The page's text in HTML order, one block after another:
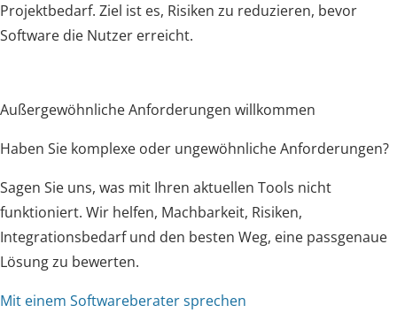
Projektbedarf. Ziel ist es, Risiken zu reduzieren, bevor
Software die Nutzer erreicht.
Außergewöhnliche Anforderungen willkommen
Haben Sie komplexe oder ungewöhnliche Anforderungen?
Sagen Sie uns, was mit Ihren aktuellen Tools nicht
funktioniert. Wir helfen, Machbarkeit, Risiken,
Integrationsbedarf und den besten Weg, eine passgenaue
Lösung zu bewerten.
Mit einem Softwareberater sprechen